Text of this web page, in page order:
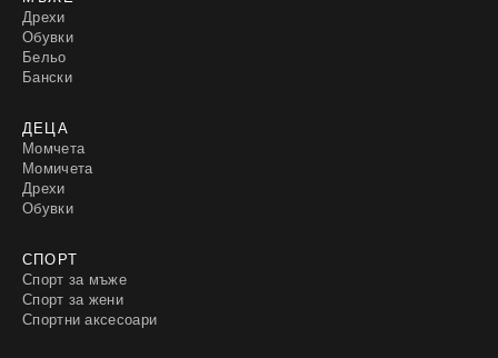
Дрехи
Обувки
Бельо
Бански
ДЕЦА
Момчета
Момичета
Дрехи
Обувки
СПОРТ
Спорт за мъже
Спорт за жени
Спортни аксесоари